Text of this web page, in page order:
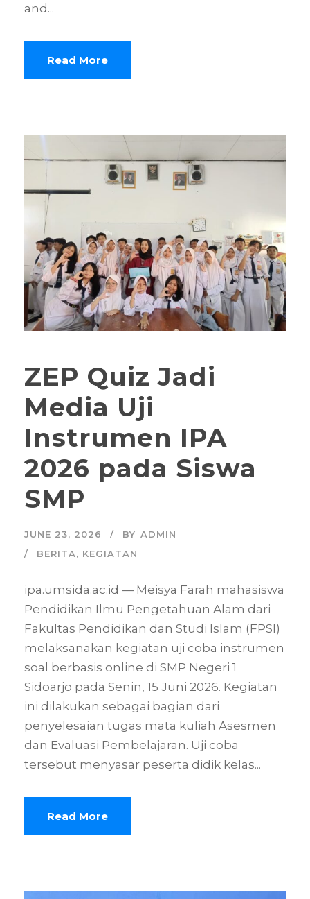
and...
Read More
ZEP Quiz Jadi
Media Uji
Instrumen IPA
2026 pada Siswa
SMP
JUNE 23, 2026 BY ADMIN
BERITA, KEGIATAN
ipa.umsida.ac.id — Meisya Farah mahasiswa
Pendidikan Ilmu Pengetahuan Alam dari
Fakultas Pendidikan dan Studi Islam (FPSI)
melaksanakan kegiatan uji coba instrumen
soal berbasis online di SMP Negeri 1
Sidoarjo pada Senin, 15 Juni 2026. Kegiatan
ini dilakukan sebagai bagian dari
penyelesaian tugas mata kuliah Asesmen
dan Evaluasi Pembelajaran. Uji coba
tersebut menyasar peserta didik kelas...
Read More